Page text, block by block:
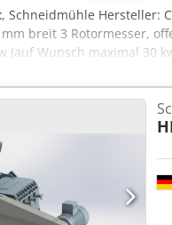
, Schneidmühle Hersteller:
breit 3 Rotormesser,
(auf Wunsch maximal 30